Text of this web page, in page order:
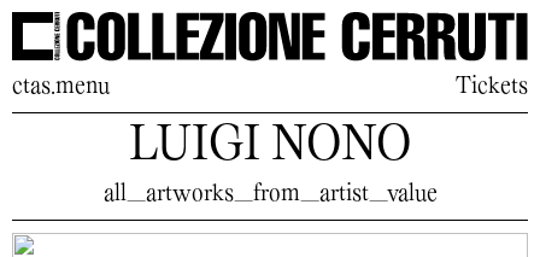
ctas.menu Tickets
LUIGI NONO
all_artworks_from_artist_value